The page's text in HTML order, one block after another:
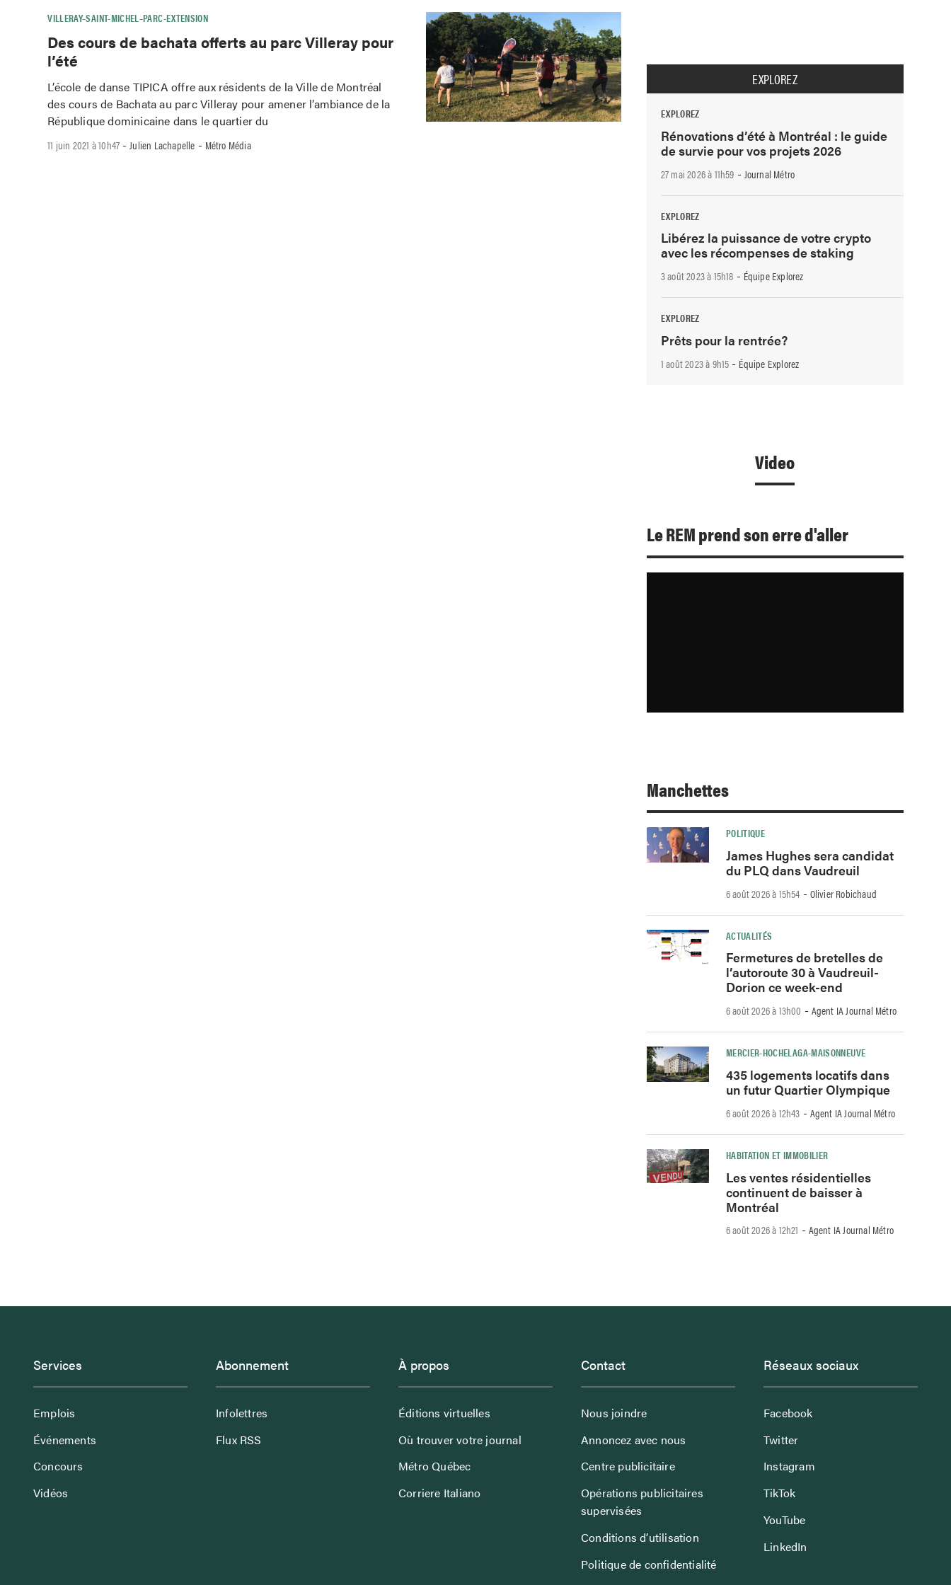
VILLERAY–SAINT-MICHEL–PARC-EXTENSION
Des cours de bachata offerts au parc Villeray pour
l’été
L’école de danse TIPICA offre aux résidents de la Ville de Montréal
des cours de Bachata au parc Villeray pour amener l’ambiance de la
République dominicaine dans le quartier du
11 juin 2021 à 10h47 -Julien Lachapelle - Métro Média
EXPLOREZ
EXPLOREZ
Rénovations d’été à Montréal : le guide
de survie pour vos projets 2026
27 mai 2026 à 11h59 - Journal Métro
EXPLOREZ
Libérez la puissance de votre crypto
avec les récompenses de staking
3 août 2023 à 15h18 - Équipe Explorez
EXPLOREZ
Prêts pour la rentrée?
1 août 2023 à 9h15 - Équipe Explorez
Video
Le REM prend son erre d'aller
Manchettes
POLITIQUE
James Hughes sera candidat
du PLQ dans Vaudreuil
6 août 2026 à 15h54 -Olivier Robichaud
ACTUALITÉS
Fermetures de bretelles de
l’autoroute 30 à Vaudreuil-
Dorion ce week-end
6 août 2026 à 13h00 -Agent IA Journal Métro
MERCIER-HOCHELAGA-MAISONNEUVE
435 logements locatifs dans
un futur Quartier Olympique
6 août 2026 à 12h43 -Agent IA Journal Métro
HABITATION ET IMMOBILIER
Les ventes résidentielles
continuent de baisser à
Montréal
6 août 2026 à 12h21 -Agent IA Journal Métro
Services
Emplois
Événements
Concours
Vidéos
Abonnement
Infolettres
Flux RSS
À propos
Éditions virtuelles
Où trouver votre journal
Métro Québec
Corriere Italiano
Contact
Nous joindre
Annoncez avec nous
Centre publicitaire
Opérations publicitaires
supervisées
Conditions d’utilisation
Politique de confidentialité
Réseaux sociaux
Facebook
Twitter
Instagram
TikTok
YouTube
LinkedIn